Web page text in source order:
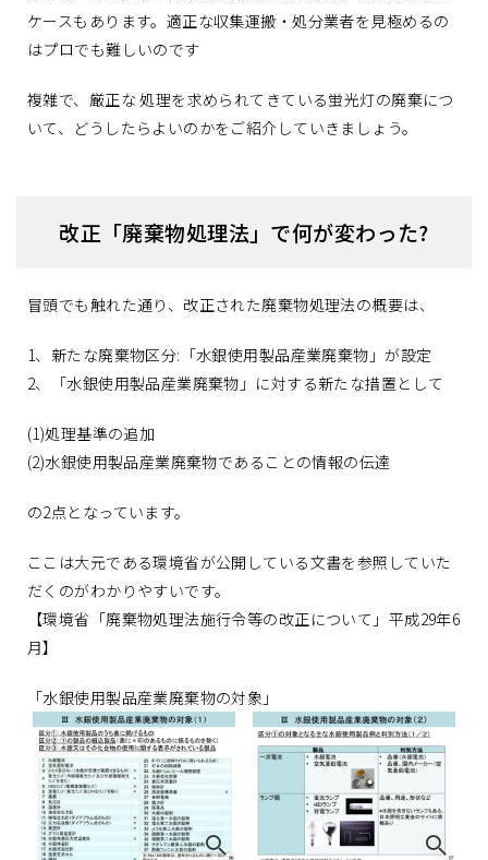
ケースもあります。適正な収集運搬・処分業者を見極めるの
はプロでも難しいのです
複雑で、厳正な 処理を求められてきている蛍光灯の廃棄につ
いて、どうしたらよいのかをご紹介していきましょう。
改正「廃棄物処理法」で何が変わった?
冒頭でも触れた通り、改正された廃棄物処理法の概要は、
1、新たな廃棄物区分:「水銀使用製品産業廃棄物」が設定
2、「水銀使用製品産業廃棄物」に対する新たな措置として
(1)処理基準の追加
(2)水銀使用製品産業廃棄物であることの情報の伝達
の2点となっています。
ここは大元である環境省が公開している文書を参照していた
だくのがわかりやすいです。
【環境省「廃棄物処理法施行令等の改正について」平成29年6
月】
「水銀使用製品産業廃棄物の対象」